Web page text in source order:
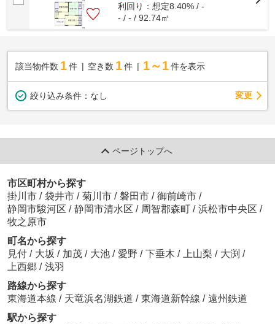
利回り：想定8.40% / -
- / - / 92.74㎡
該当物件数 1件 空き数 1 件 1～1 件を表示
絞り込み条件： なし 変更
ページトップへ
市区町村から探す
掛川市 / 袋井市 / 菊川市 / 磐田市 / 御前崎市 /
静岡市駿河区 / 静岡市清水区 / 周智郡森町 / 浜松市中央区 /
牧之原市
町名から探す
見付 / 大坂 / 加茂 / 大池 / 愛野 / 下垂木 / 上山梨 / 大渕 /
上西郷 / 浅羽
路線から探す
東海道本線 / 天竜浜名湖鉄道 / 東海道新幹線 / 遠州鉄道
駅から探す